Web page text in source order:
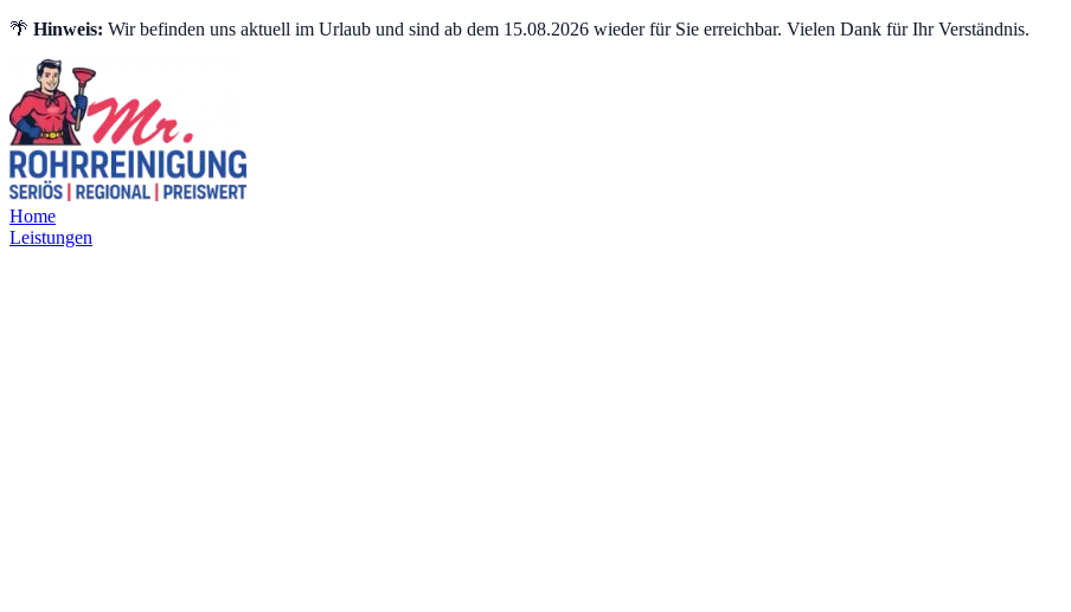
🌴 Hinweis: Wir befinden uns aktuell im Urlaub und sind ab dem 15.08.2026 wieder für Sie erreichbar. Vielen Dank für Ihr Verständnis.
Home
Leistungen